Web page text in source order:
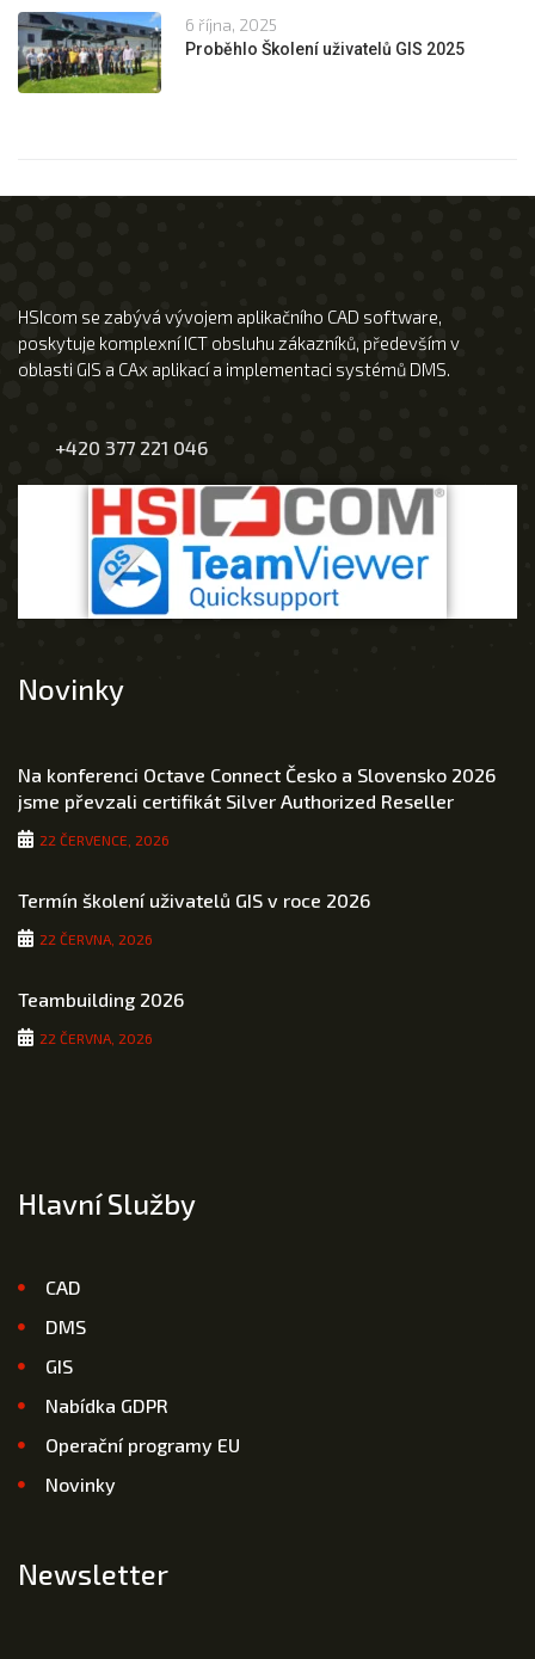
6 října, 2025
Proběhlo Školení uživatelů GIS 2025
HSIcom se zabývá vývojem aplikačního CAD software,
poskytuje komplexní ICT obsluhu zákazníků, především v
oblasti GIS a CAx aplikací a implementaci systémů DMS.
+420 377 221 046
Novinky
Na konferenci Octave Connect Česko a Slovensko 2026
jsme převzali certifikát Silver Authorized Reseller
22 ČERVENCE, 2026
Termín školení uživatelů GIS v roce 2026
22 ČERVNA, 2026
Teambuilding 2026
22 ČERVNA, 2026
Hlavní Služby
CAD
DMS
GIS
Nabídka GDPR
Operační programy EU
Novinky
Newsletter